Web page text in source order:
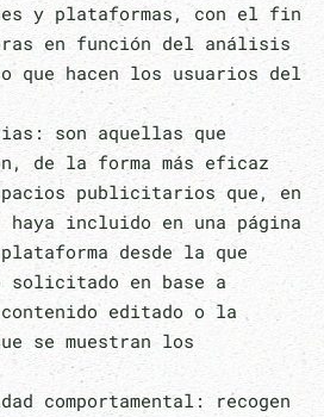
y plataformas, con el fin
en función del análisis
que hacen los usuarios del
son aquellas que
de la forma más eficaz
publicitarios que, en
incluido en una página
desde la que
en base a
editado o la
se muestran los
comportamental: recogen